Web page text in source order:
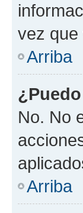
vez que
Arriba
No. No
Arriba